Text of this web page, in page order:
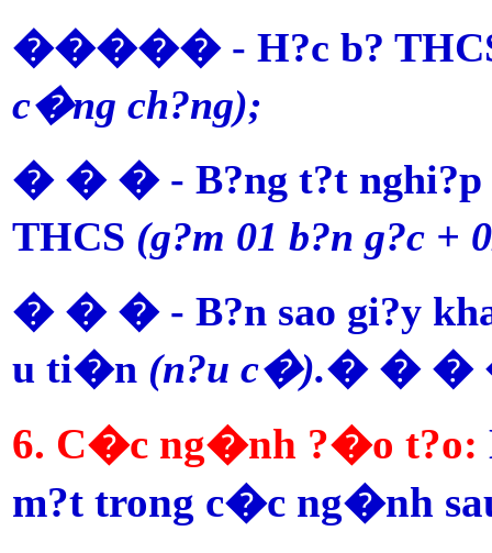
����� - H?c b?
c�ng ch?ng);
� � � - B?ng t?t nghi?p
THCS (g?m 01 b?n g?c +
� � � - B?n sao gi?y
u ti�n (n?u c�).� � �
6. C�c ng�nh ?�o t?o:
m?t trong c�c ng�nh